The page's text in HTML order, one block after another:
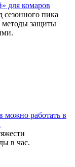
для комаров
пика
методы защиты
можно работать в
в час.